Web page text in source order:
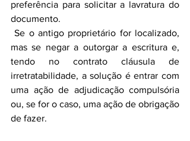
preferência para solicitar a lavratura do
documento.
Se o antigo proprietário for localizado,
mas se negar a outorgar a escritura e,
tendo no contrato cláusula de
irretratabilidade, a solução é entrar com
uma ação de adjudicação compulsória
ou, se for o caso, uma ação de obrigação
de fazer.